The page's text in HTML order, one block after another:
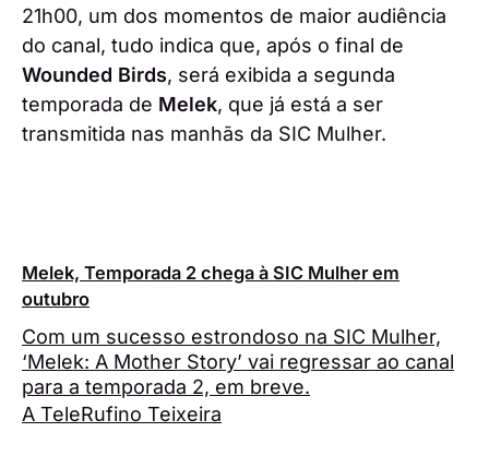
21h00, um dos momentos de maior audiência
do canal, tudo indica que, após o final de
Wounded Birds, será exibida a segunda
temporada de Melek, que já está a ser
transmitida nas manhãs da SIC Mulher.
Melek, Temporada 2 chega à SIC Mulher em
outubro
Com um sucesso estrondoso na SIC Mulher,
‘Melek: A Mother Story’ vai regressar ao canal
para a temporada 2, em breve.
A TeleRufino Teixeira